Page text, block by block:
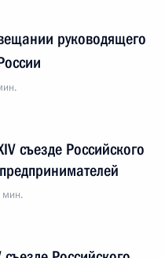
руководящего
съезде Российского
мин.